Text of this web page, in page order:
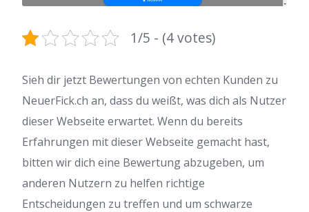
1/5 - (4 votes)
Sieh dir jetzt Bewertungen von echten Kunden zu
NeuerFick.ch an, dass du weißt, was dich als Nutzer
dieser Webseite erwartet. Wenn du bereits
Erfahrungen mit dieser Webseite gemacht hast,
bitten wir dich eine Bewertung abzugeben, um
anderen Nutzern zu helfen richtige
Entscheidungen zu treffen und um schwarze